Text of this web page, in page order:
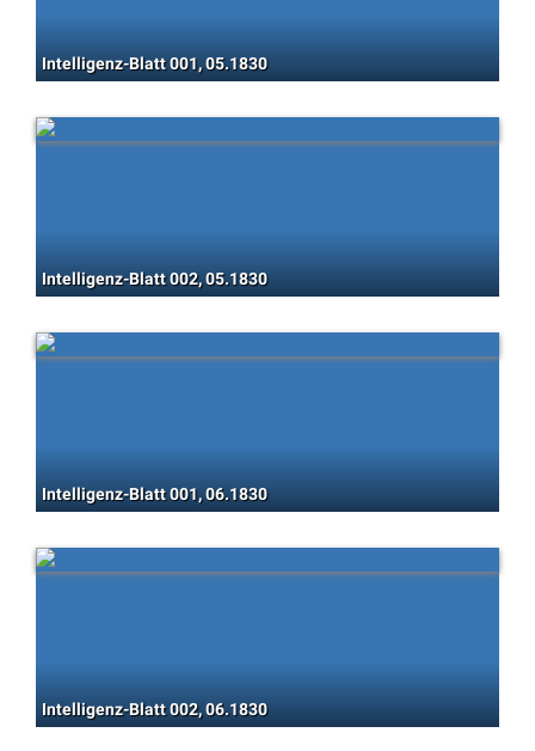
Intelligenz-Blatt 001, 05.1830
Intelligenz-Blatt 002, 05.1830
Intelligenz-Blatt 001, 06.1830
Intelligenz-Blatt 002, 06.1830